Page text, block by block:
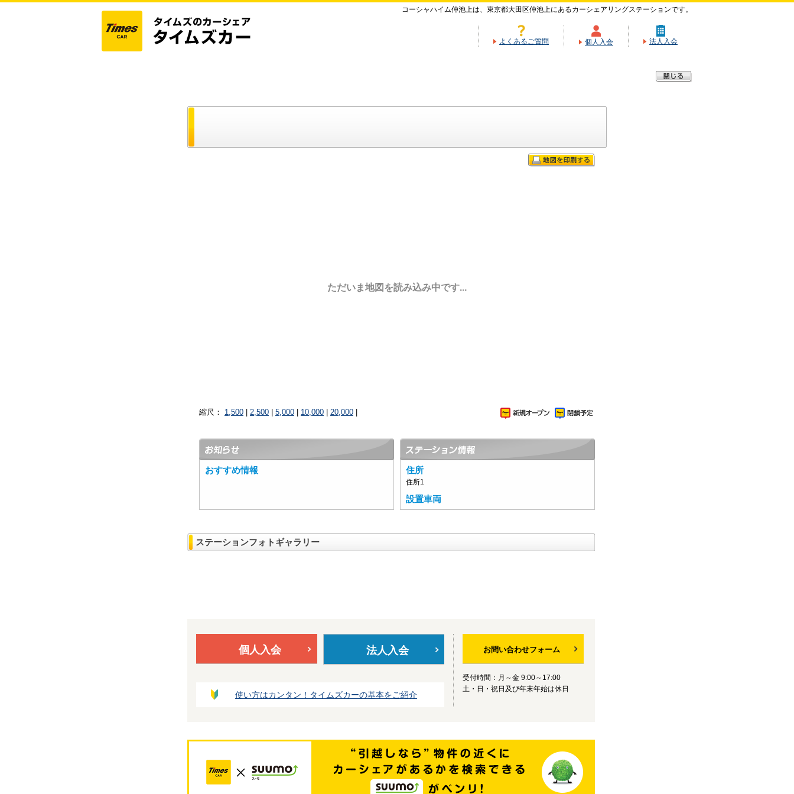
コーシャハイム仲池上は、東京都大田区仲池上にあるカーシェアリングステーションです。
よくあるご質問 個人入会 法人入会
ただいま地図を読み込み中です...
縮尺： 1,500 2,500 5,000 10,000 20,000
おすすめ情報 住所
住所1
設置車両
ステーションフォトギャラリー
個人入会 法人入会
使い方はカンタン！タイムズカーの基本をご紹介
お問い合わせフォーム
受付時間：月～金 9:00～17:00
土・日・祝日及び年末年始は休日